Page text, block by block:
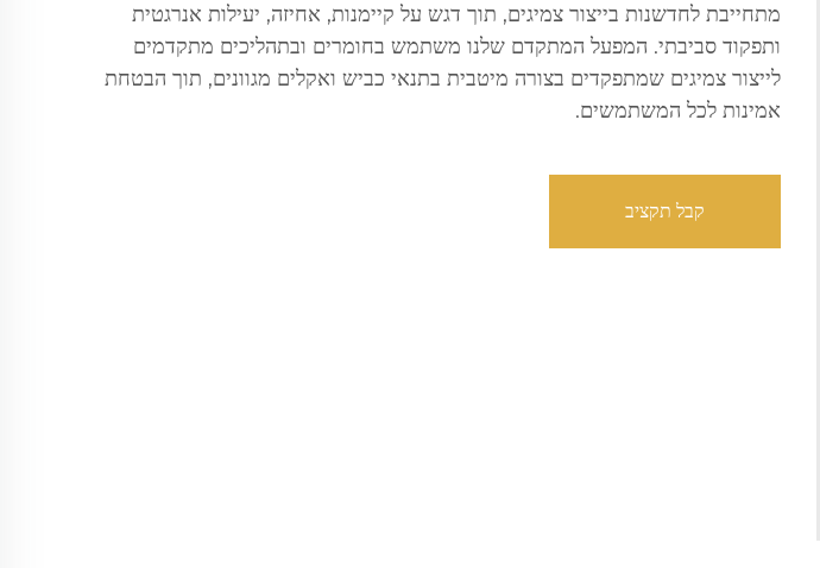
מתחייבת לחדשנות בייצור צמיגים, תוך דגש על קיימנות, אחיזה, יעילות אנרגטית
ותפקוד סביבתי. המפעל המתקדם שלנו משתמש בחומרים ובתהליכים מתקדמים
לייצור צמיגים שמתפקדים בצורה מיטבית בתנאי כביש ואקלים מגוונים, תוך הבטחת
אמינות לכל המשתמשים.
קבל תקציב